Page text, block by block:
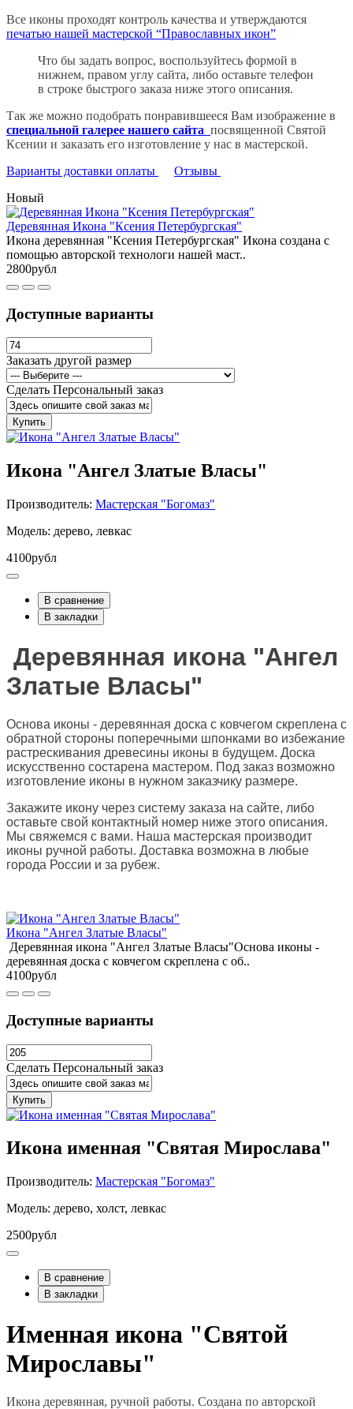
Все иконы проходят контроль качества и утверждаются
печатью нашей мастерской “Православных икон”
Что бы задать вопрос, воспользуйтесь формой в
нижнем, правом углу сайта, либо оставьте телефон
в строке быстрого заказа ниже этого описания.
Так же можно подобрать понравившееся Вам изображение в
специальной галерее нашего сайта посвященной Святой
Ксении и заказать его изготовление у нас в мастерской.
Варианты доставки оплаты
Отзывы
Новый
Деревянная Икона "Ксения Петербургская"
Икона деревянная "Ксения Петербургская" Икона создана с
помощью авторской технологи нашей маст..
2800рубл
Доступные варианты
Заказать другой размер
Сделать Персональный заказ
Купить
Икона "Ангел Златые Власы"
Производитель: Мастерская "Богомаз"
Модель: дерево, левкас
4100рубл
В сравнение
В закладки
Деревянная икона "Ангел
Златые Власы"
Основа иконы - деревянная доска с ковчегом скреплена с
обратной стороны поперечными шпонками во избежание
растрескивания древесины иконы в будущем. Доска
искусственно состарена мастером. Под заказ возможно
изготовление иконы в нужном заказчику размере.
Закажите икону через систему заказа на сайте, либо
оставьте свой контактный номер ниже этого описания.
Мы свяжемся с вами. Наша мастерская производит
иконы ручной работы. Доставка возможна в любые
города России и за рубеж.
Икона "Ангел Златые Власы"
Деревянная икона "Ангел Златые Власы"Основа иконы -
деревянная доска с ковчегом скреплена с об..
4100рубл
Доступные варианты
Сделать Персональный заказ
Купить
Икона именная "Святая Мирослава"
Производитель: Мастерская "Богомаз"
Модель: дерево, холст, левкас
2500рубл
В сравнение
В закладки
Именная икона "Святой
Мирославы"
Икона деревянная, ручной работы. Создана по авторской